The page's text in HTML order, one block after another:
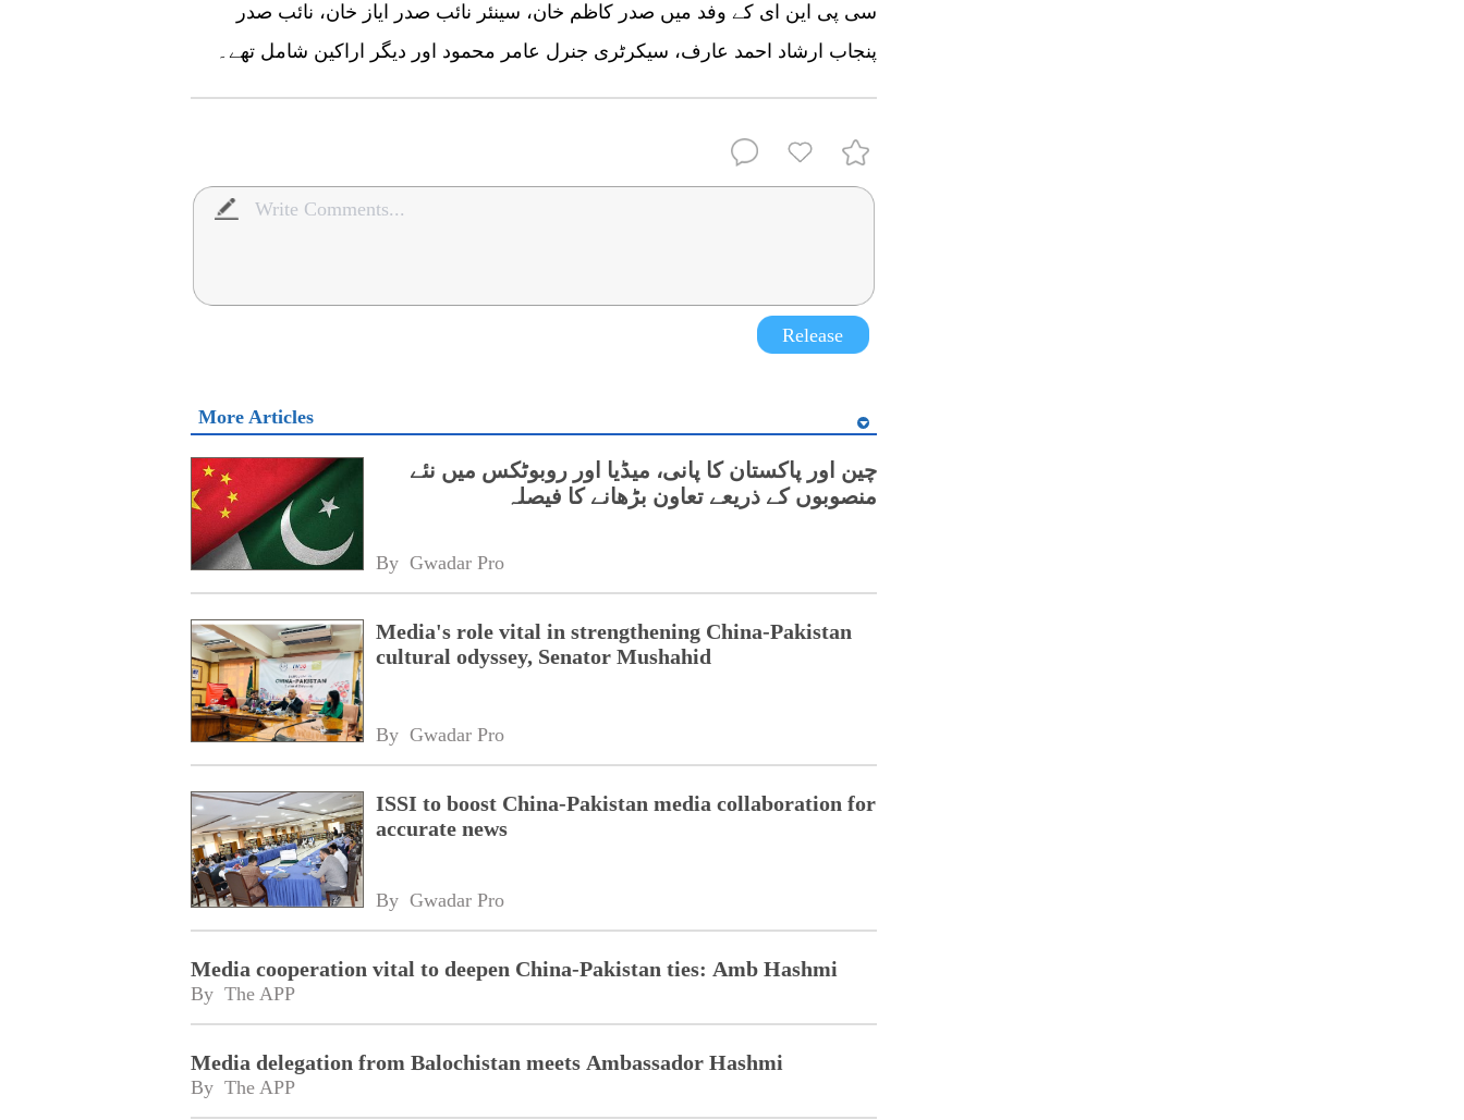
سی پی این ای کے وفد میں صدر کاظم خان، سینئر نائب صدر ایاز خان، نائب صدر
پنجاب ارشاد احمد عارف، سیکرٹری جنرل عامر محمود اور دیگر اراکین شامل تھے۔
Release
More Articles
چین اور پاکستان کا پانی، میڈیا اور روبوٹکس میں نئے
منصوبوں کے ذریعے تعاون بڑھانے کا فیصلہ
By Gwadar Pro
Media's role vital in strengthening China-Pakistan
cultural odyssey, Senator Mushahid
By Gwadar Pro
ISSI to boost China-Pakistan media collaboration for
accurate news
By Gwadar Pro
Media cooperation vital to deepen China-Pakistan ties: Amb Hashmi
By The APP
Media delegation from Balochistan meets Ambassador Hashmi
By The APP